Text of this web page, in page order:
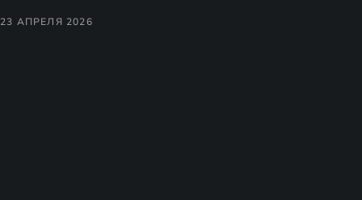
23 АПРЕЛЯ 2026